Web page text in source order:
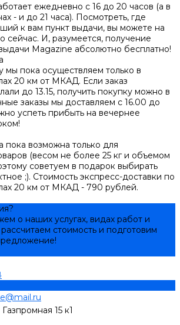
ежедневно с 16 до 20 часов (а в
- и до 21 часа). Посмотреть, где
к вам пункт выдачи, вы можете на
сейчас. И, разумеется, получение
Magazine абсолютно бесплатно!
мы пока осуществляем только в
20 км от МКАД. Если заказ
до 13.15, получить покупку можно в
заказы мы доставляем с 16.00 до
успеть прибыть на вечернее
пока возможна только для
(весом не более 25 кг и объемом
советуем в подарок выбирать
;). Стоимость экспресс-доставки по
20 км от МКАД - 790 рублей.
о наших услугах, видах работ и
стоимость и подготовим
15 к1